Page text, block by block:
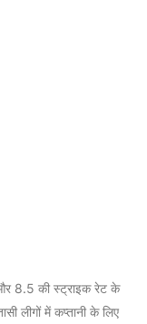
8.5 की स्ट्राइक रेट के
लीगों में कप्तानी के लिए